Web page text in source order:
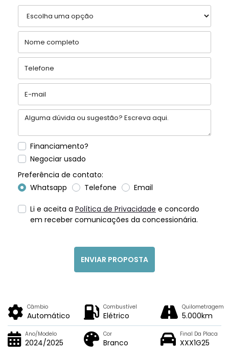
Financiamento?
Negociar usado
Preferência de contato:
Whatsapp
Telefone Email
Li e aceita a Política de Privacidade e concordo
em receber comunicações da concessionária.
ENVIAR PROPOSTA
Câmbio
Automático
Combustível
Elétrico
Quilometragem
5.000km
Ano/Modelo
2024/2025
Cor
Branco
Final Da Placa
XXX1G25